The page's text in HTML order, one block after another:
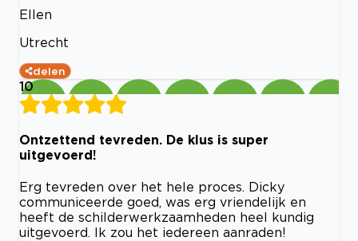
Ellen
Utrecht
delen
10
Ontzettend tevreden. De klus is super
uitgevoerd!
Erg tevreden over het hele proces. Dicky
communiceerde goed, was erg vriendelijk en
heeft de schilderwerkzaamheden heel kundig
uitgevoerd. Ik zou het iedereen aanraden!